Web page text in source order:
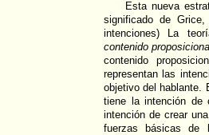
Esta nueva
significado de
intenciones) La
contenido
contenido
representan las
objetivo del hablante.
tiene la intención de
intención de crear
fuerzas básicas de